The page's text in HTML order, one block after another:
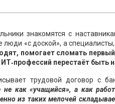
знакомятся с
люди «с доской», а
помогает сломать
перестаёт быть
трудовой договор с
не как «учащийся», а как
из таких мелочей